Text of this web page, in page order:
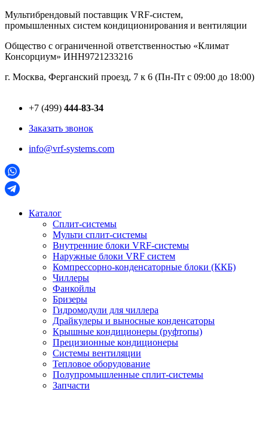
Перейти
к
Мультибрендовый поставщик VRF-cистем,
промышленных систем кондиционирования и вентиляции
Общество с ограниченной ответственностью «Климат
Консорциум» ИНН9721233216
г. Москва, Ферганский проезд, 7 к 6 (Пн-Пт с 09:00 до 18:00)
+7 (499) 444-83-34
Заказать звонок
info@vrf-systems.com
Каталог
Сплит-системы
Мульти сплит-системы
Внутренние блоки VRF-cистемы
Наружные блоки VRF cистем
Компрессорно-конденсаторные блоки (ККБ)
Чиллеры
Фанкойлы
Бризеры
Гидромодули для чиллера
Драйкулеры и выносные конденсаторы
Крышные кондиционеры (руфтопы)
Прецизионные кондиционеры
Системы вентиляции
Тепловое оборудование
Полупромышленные сплит-системы
Запчасти